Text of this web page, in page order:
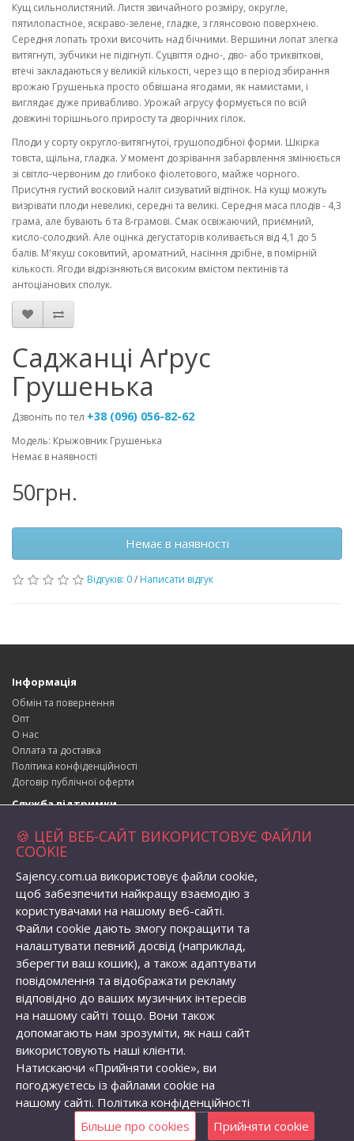
Кущ сильнолистяний. Листя звичайного розміру, округле,
пятилопастное, яскраво-зелене, гладке, з глянсовою поверхнею.
Середня лопать трохи височить над бічними. Вершини лопат злегка
витягнуті, зубчики не підігнуті. Суцвіття одно-, дво- або триквіткові,
втечі закладаються у великій кількості, через що в період збирання
врожаю Грушенька просто обвішана ягодами, як намистами, і
виглядає дуже привабливо. Урожай агрусу формується по всій
довжині торішнього приросту та дворічних гілок.
Плоди у сорту округло-витягнутої, грушоподібної форми. Шкірка
товста, щільна, гладка. У момент дозрівання забарвлення змінюється
зі світло-червоним до глибоко фіолетового, майже чорного.
Присутня густий восковий наліт сизуватий відтінок. На кущі можуть
визрівати плоди невеликі, середні та великі. Середня маса плодів - 4,3
грама, але бувають 6 та 8-грамові. Смак освіжаючий, приємний,
кисло-солодкий. Але оцінка дегустаторів коливається від 4,1 до 5
балів. М'якуш соковитий, ароматний, насіння дрібне, в помірній
кількості. Ягоди відрізняються високим вмістом пектинів та
антоціанових сполук.
Саджанці Аґрус
Грушенька
Дзвоніть по тел +38 (096) 056-82-62
Модель: Крыжовник Грушенька
Немає в наявності
50грн.
Немає в наявності
Відгуків: 0/ Написати відгук
Інформація
Обмін та повернення
Опт
О нас
Оплата та доставка
Політика конфіденційності
Договір публічної оферти
Служба підтримки
Повернення товару
Карта сайту
Адреса магазина
вул. Набережна 1, село Бабичівка,
Глобинська територіальна громада, Кременчуцький район,
Полтавська область, Україна, індекс: 39073
Телефон:+38 (096) 056-82-62
Email:semenovolodymyr@gmail.com
Особистий кабінет
Особистий кабінет
Історія замовлень
Закладки
Розсилка новин
Саджанці Плодових Дерев Україна © 2026. Розробка та просування
Roman Malyshev
🍪 ЦЕЙ ВЕБ-САЙТ ВИКОРИСТОВУЄ ФАЙЛИ
COOKIE
Sajency.com.ua використовує файли cookie,
щоб забезпечити найкращу взаємодію з
користувачами на нашому веб-сайті.
Файли cookie дають змогу покращити та
налаштувати певний досвід (наприклад,
зберегти ваш кошик), а також адаптувати
повідомлення та відображати рекламу
відповідно до ваших музичних інтересів
на нашому сайті тощо. Вони також
допомагають нам зрозуміти, як наш сайт
використовують наші клієнти.
Натискаючи «Прийняти cookie», ви
погоджуєтесь із файлами cookie на
нашому сайті. Політика конфіденційності
Більше про cookies
Прийняти cookie